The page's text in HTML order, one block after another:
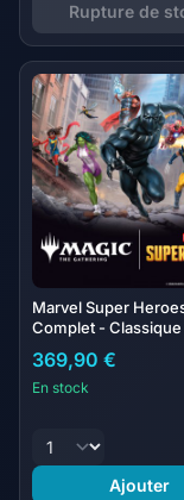
Rupture de
Marvel Super
Complet - Classique
369,90 €
En stock
Ajouter